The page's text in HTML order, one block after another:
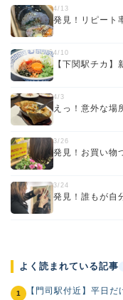
4/13
発見！リピート
4/10
【下関駅チカ
4/3
えっ！意外な場
3/26
発見！お買い物
3/24
発見！誰もが自
よく読まれている記事
1 【門司駅付近】平日